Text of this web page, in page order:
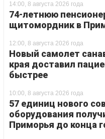
14:00, 8 августа 2026 года
74-летнюю
щитомордник в
12:00, 8 августа 2026 года
Новый самолет
края доставил
быстрее
10:00, 8 августа 2026 года
57 единиц нового
оборудования
Приморья до конца